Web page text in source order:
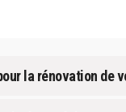
la rénovation de